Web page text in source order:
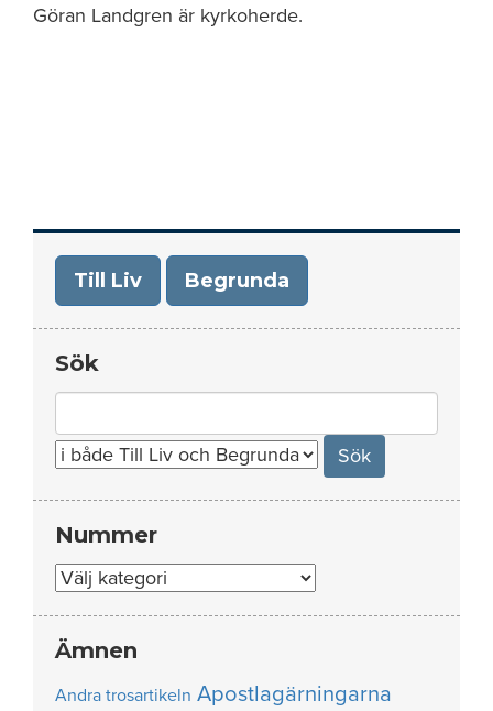
Göran Landgren är kyrkoherde.
Till Liv Begrunda
Sök
for:
Nummer
Nummer
Ämnen
Andra trosartikeln Apostlagärningarna